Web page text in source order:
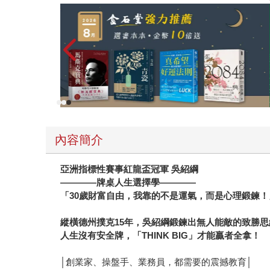
內容簡介
亞洲指標性賽事紅龍盃冠軍 吳紹綱
――――牌桌人生選擇學――――
「30歲財富自由，我靠的不是運氣，而是心理鍛鍊
縱橫德州撲克15年，吳紹綱鍛鍊出無人能敵的致勝
人生沒有安全牌，「THINK BIG」才能贏者全拿！
│創業家、操盤手、業務員，都需要的震撼教育│